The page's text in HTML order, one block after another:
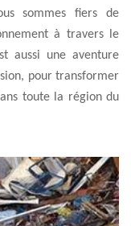
sommes fiers de
à travers le
aussi une aventure
pour transformer
toute la région du